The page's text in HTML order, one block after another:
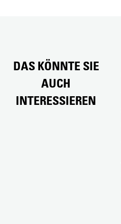
DAS KÖNNTE SIE
AUCH
INTERESSIEREN